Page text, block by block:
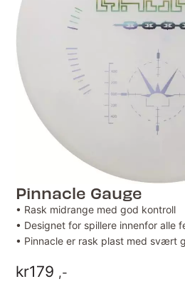
Pinnacle Gauge
• Rask midrange med god kontroll
• Designet for spillere innenfor alle
• Pinnacle er rask plast med svært
kr179 ,-